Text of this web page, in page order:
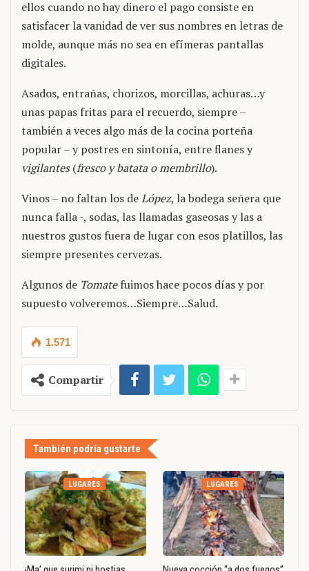
ellos cuando no hay dinero el pago consiste en
satisfacer la vanidad de ver sus nombres en letras de
molde, aunque más no sea en efímeras pantallas
digitales.
Asados, entrañas, chorizos, morcillas, achuras…y
unas papas fritas para el recuerdo, siempre –
también a veces algo más de la cocina porteña
popular – y postres en sintonía, entre flanes y
vigilantes(fresco y batata o membrillo).
Vinos – no faltan los deLópez, la bodega señera que
nunca falla -, sodas, las llamadas gaseosas y las a
nuestros gustos fuera de lugar con esos platillos, las
siempre presentes cervezas.
Algunos de Tomatefuimos hace pocos días y por
supuesto volveremos…Siempre…Salud.
1.571
Compartir
También podría gustarte
LUGARES LUGARES